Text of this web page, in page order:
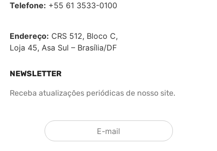
Telefone: +55 61 3533-0100
Endereço: CRS 512, Bloco C,
Loja 45, Asa Sul – Brasília/DF
NEWSLETTER
Receba atualizações periódicas de nosso site.